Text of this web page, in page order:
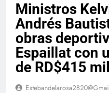
Ministros
Andrés
obras
Espaillat con
de RD$415